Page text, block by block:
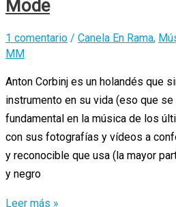
Mode
1 comentario / Canela En Rama,
MM
Anton Corbinj es un holandés que
instrumento en su vida (eso que
fundamental en la música de los
con sus fotografías y vídeos a
y reconocible que usa (la mayor
y negro
Anton
Leer más »